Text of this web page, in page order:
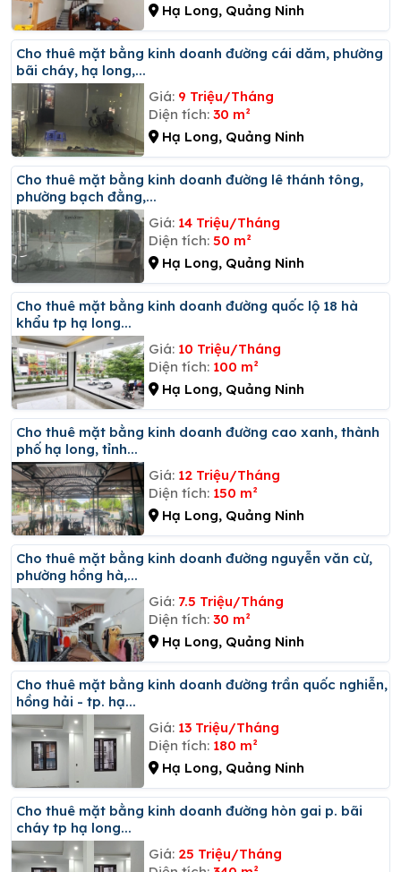
Hạ Long, Quảng Ninh
Cho thuê mặt bằng kinh doanh đường cái dăm, phường
bãi cháy, hạ long,...
Giá: 9 Triệu/Tháng
Diện tích: 30 m²
Hạ Long, Quảng Ninh
Cho thuê mặt bằng kinh doanh đường lê thánh tông,
phường bạch đằng,...
Giá: 14 Triệu/Tháng
Diện tích: 50 m²
Hạ Long, Quảng Ninh
Cho thuê mặt bằng kinh doanh đường quốc lộ 18 hà
khẩu tp hạ long...
Giá: 10 Triệu/Tháng
Diện tích: 100 m²
Hạ Long, Quảng Ninh
Cho thuê mặt bằng kinh doanh đường cao xanh, thành
phố hạ long, tỉnh...
Giá: 12 Triệu/Tháng
Diện tích: 150 m²
Hạ Long, Quảng Ninh
Cho thuê mặt bằng kinh doanh đường nguyễn văn cừ,
phường hồng hà,...
Giá: 7.5 Triệu/Tháng
Diện tích: 30 m²
Hạ Long, Quảng Ninh
Cho thuê mặt bằng kinh doanh đường trần quốc nghiễn,
hồng hải - tp. hạ...
Giá: 13 Triệu/Tháng
Diện tích: 180 m²
Hạ Long, Quảng Ninh
Cho thuê mặt bằng kinh doanh đường hòn gai p. bãi
cháy tp hạ long...
Giá: 25 Triệu/Tháng